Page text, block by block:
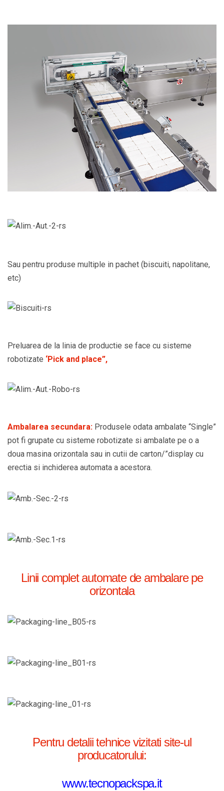
Sau pentru produse multiple in pachet (biscuiti, napolitane,
etc)
Preluarea de la linia de productie se face cu sisteme
robotizate ‘Pick and place”,
Ambalarea secundara: Produsele odata ambalate “Single”
pot fi grupate cu sisteme robotizate si ambalate pe o a
doua masina orizontala sau in cutii de carton/”display cu
erectia si inchiderea automata a acestora.
Linii complet automate de ambalare pe
orizontala
Pentru detalii tehnice vizitati site-ul
producatorului:
www.tecnopackspa.it